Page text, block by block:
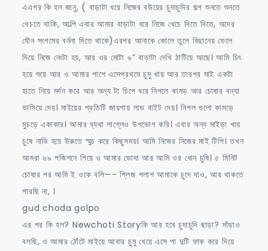
এএপর কি হল জানু, ( বাড়াটা ধরে নিজের বউয়ের চুদাচুদির গল্প শুনতে শুনতে
খেচতে থাকি, আল্পি এবার আমার বাড়াটা ধরে নিজে খেচে দিতে দিতে, অদের
যৌন সংগমের বর্ননা দিতে থাকে)এরপর আনাকে কোলে তুলে বিছানেয় ফেলে
দিয়ে নিজে নেংটা হয়, আর ওর মোটা ৬” বাড়াটা দেখি ঠাটিয়ে আছে। আমি চিৎ
হয়ে শুয়ে আর ও আমার পাশে এসেপ্রথমে চুমু খায় আর তারপর মাই একটা
হাতে নিয়ে মর্দন করে আর অন্য টা চিপে ধরে নিপলে কামড় আর চোষার বন্যা
ভাসিয়ে দেয়। মাইয়ের প্রতিটি জায়গায় লাভ বাইট দেয়। নিপল গুলো কামড়ে
মুচড়ে একাকার। আমার ব্যথা লাগ্লেও উপভোগ করি। এবার অন্য মাইড়া খায়
চুষে নাভি হয়ে উরুতে স্মুচ করে কিছুসময়। আমি নিজের নিজের মাই টিপি। তখন
আমরা ৬৯ পজিশনে গিয়ে ও আমার ভোদা আর আমি ওর ধোন চুষি। ৫ মিনিট
চোষার পর আমি ই ওকে বলি—- প্লিজ পলাশ আমাকে চুদে দাও, আর থাকতে
পারছি না, ।
gud choda golpo
এর পর কি হল? Newchoti Storyকি আর হবে চুদাচুদি ছাড়া? দাঁড়াও
বলছি, ও আমার ঠোঁটে মাইয়ে আবার চুমু খেয়ে এসে পা দুটি ফাক করে দিয়ে